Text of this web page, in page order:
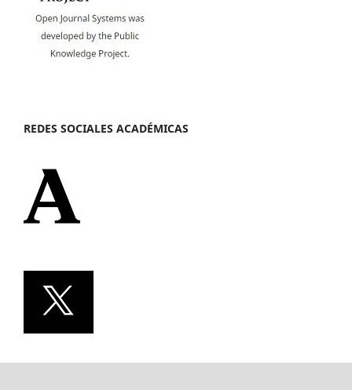
REDES SOCIALES ACADÉMICAS